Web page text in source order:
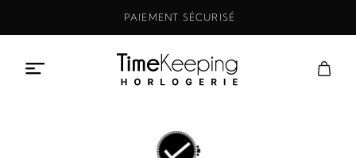
PAIEMENT SÉCURISÉ